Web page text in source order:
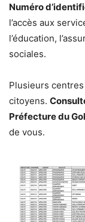
Numéro
l’accès aux
l’éducation,
sociales.
Plusieurs
citoyens.
Préfecture du
de vous.